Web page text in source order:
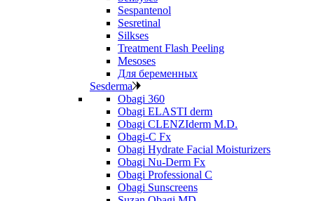
Sespantenol
Sesretinal
Silkses
Treatment Flash Peeling
Mesoses
Для беременных
Sesderma
Obagi 360
Obagi ELASTI derm
Obagi CLENZIderm M.D.
Obagi-C Fx
Obagi Hydrate Facial Moisturizers
Obagi Nu-Derm Fx
Obagi Professional C
Obagi Sunscreens